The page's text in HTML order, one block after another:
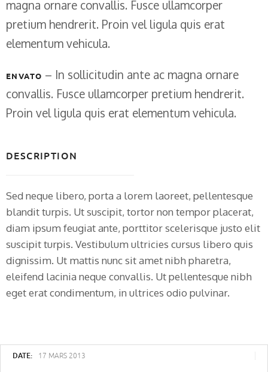
magna ornare convallis. Fusce ullamcorper
pretium hendrerit. Proin vel ligula quis erat
elementum vehicula.
ENVATO – In sollicitudin ante ac magna ornare
convallis. Fusce ullamcorper pretium hendrerit.
Proin vel ligula quis erat elementum vehicula.
DESCRIPTION
Sed neque libero, porta a lorem laoreet, pellentesque
blandit turpis. Ut suscipit, tortor non tempor placerat,
diam ipsum feugiat ante, porttitor scelerisque justo elit
suscipit turpis. Vestibulum ultricies cursus libero quis
dignissim. Ut mattis nunc sit amet nibh pharetra,
eleifend lacinia neque convallis. Ut pellentesque nibh
eget erat condimentum, in ultrices odio pulvinar.
DATE: 17 MARS 2013